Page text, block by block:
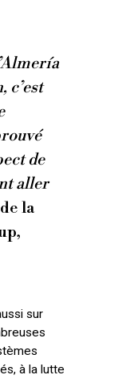
c’est
de
aller
la
sur
à la lutte